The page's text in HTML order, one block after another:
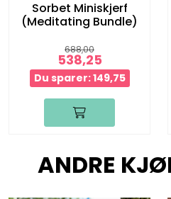
Sorbet Miniskjerf
(Meditating Bundle)
688,00
538,25
Du sparer: 149,75
ANDRE